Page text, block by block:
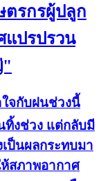
ตรกรผู้ปลูก
แปรปรวน
"
จกับฝนช่วงนี้
ทิ้งช่วง แต่กลับมี
ป็นผลกระทบมา
สภาพอากาศ